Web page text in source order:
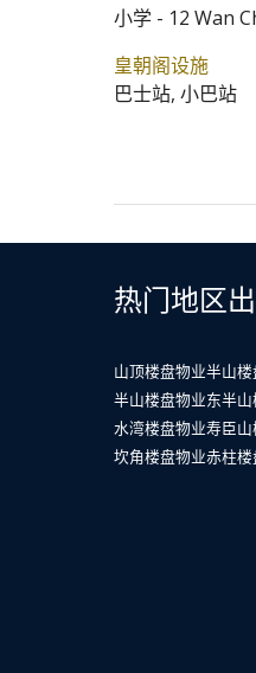
小学 - 12 Wan
皇朝阁设施
巴士站, 小巴站
热门地区
山顶楼盘物业半山
半山楼盘物业东半
水湾楼盘物业寿臣
坎角楼盘物业赤柱